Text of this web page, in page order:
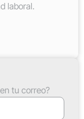
laboral.
tu correo?